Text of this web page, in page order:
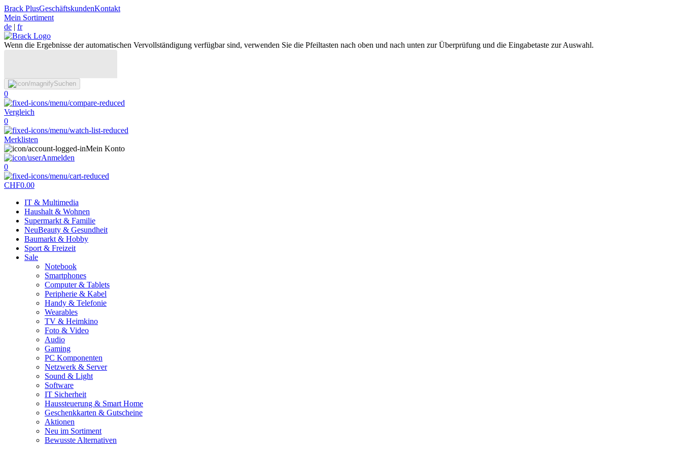
Brack PlusGeschäftskundenKontakt
Mein Sortiment
de | fr
Wenn die Ergebnisse der automatischen Vervollständigung verfügbar sind, verwenden Sie die Pfeiltasten nach oben und nach unten zur Überprüfung und die Eingabetaste zur Auswahl.
Suchen
0
Vergleich
0
Merklisten
Mein Konto
Anmelden
0
CHF0.00
IT & Multimedia
Haushalt & Wohnen
Supermarkt & Familie
NeuBeauty & Gesundheit
Baumarkt & Hobby
Sport & Freizeit
Sale
Notebook
Smartphones
Computer & Tablets
Peripherie & Kabel
Handy & Telefonie
Wearables
TV & Heimkino
Foto & Video
Audio
Gaming
PC Komponenten
Netzwerk & Server
Sound & Light
Software
IT Sicherheit
Haussteuerung & Smart Home
Geschenkkarten & Gutscheine
Aktionen
Neu im Sortiment
Bewusste Alternativen